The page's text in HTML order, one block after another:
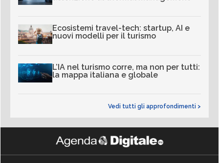
Ecosistemi travel-tech: startup, AI e
nuovi modelli per il turismo
L’IA nel turismo corre, ma non per tutti:
la mappa italiana e globale
Vedi tutti gli approfondimenti >